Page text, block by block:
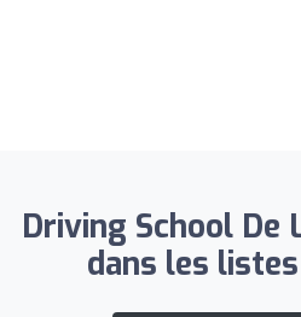
Driving School De
dans les